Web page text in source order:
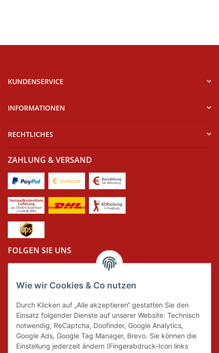
Wie wir Cookies & Co nutzen
Durch Klicken auf „Alle akzeptieren“ gestatten Sie den
Einsatz folgender Dienste auf unserer Website: Technisch
notwendig, ReCaptcha, Doofinder, Google Analytics,
Google Ads, Google Tag Manager, Brevo. Sie können die
Einstellung jederzeit ändern (Fingerabdruck-Icon links
KUNDENSERVICE
INFORMATIONEN
RECHTLICHES
ZAHLUNG & VERSAND
FOLGEN SIE UNS
Wir tragen Verantwortung und erfüllen unsere
Pflichten zur Systembeteiligung nach dem
Verpackungsgesetz.